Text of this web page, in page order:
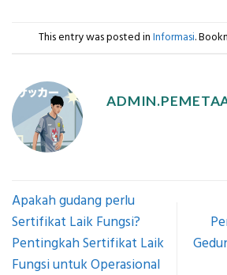
This entry was posted in Informasi.
Apakah gudang perlu
Sertifikat Laik Fungsi?
Pentingkah Sertifikat Laik
Fungsi untuk Operasional